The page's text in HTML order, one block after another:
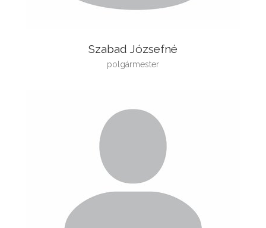
Szabad Józsefné
polgármester